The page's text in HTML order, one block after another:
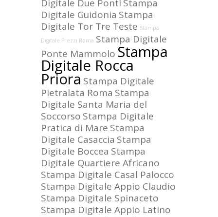
Digitale Due Ponti Stampa
Digitale Guidonia Stampa
Digitale Tor Tre Teste Stampa
Digitale Prezzi Roma Stampa Digitale
Ponte Mammolo Stampa
Digitale Rocca
Priora Stampa Digitale
Pietralata Roma Stampa
Digitale Santa Maria del
Soccorso Stampa Digitale
Pratica di Mare Stampa
Digitale Casaccia Stampa
Digitale Boccea Stampa
Digitale Quartiere Africano
Stampa Digitale Casal Palocco
Stampa Digitale Appio Claudio
Stampa Digitale Spinaceto
Stampa Digitale Appio Latino